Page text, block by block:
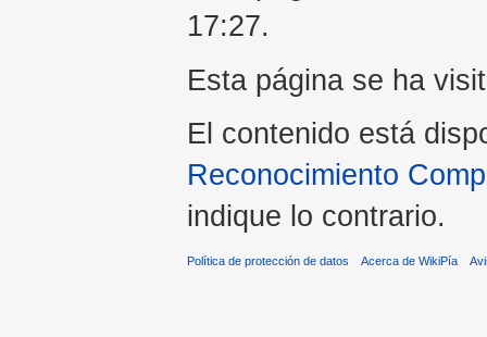
17:27.
Esta página se ha
El contenido está
Reconocimiento
indique lo contrario.
Política de protección de datos Acerca de WikiPía